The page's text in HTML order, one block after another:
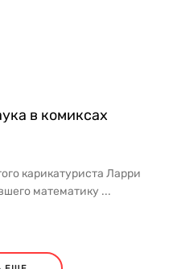
в комиксах
карикатуриста Ларри
математику ...